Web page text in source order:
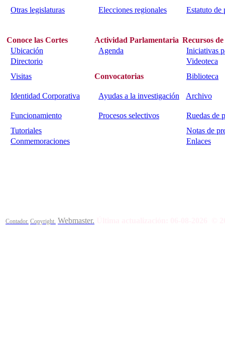
Otras legislaturas
Elecciones regionales Estatuto de
Conoce las Cortes Actividad Parlamentaria Recursos
Ubicación
Agenda
Iniciativas
Directorio
Videoteca
Visitas
Convocatorias Biblioteca
Identidad Corporativa Ayudas a la investigación Archivo
Funcionamiento Procesos selectivos
Ruedas de
Tutoriales
Notas de
Conmemoraciones
Enlaces
Contador. Copyright. Webmaster.